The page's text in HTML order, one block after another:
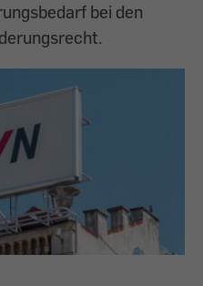
bei den